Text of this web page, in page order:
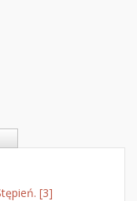
[3]